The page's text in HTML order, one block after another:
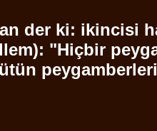
der ki: ikincisi
): "Hiçbir